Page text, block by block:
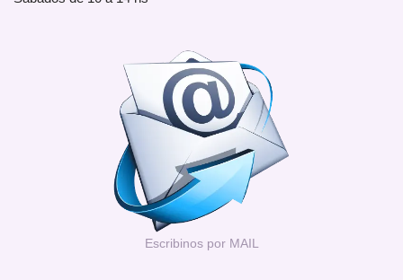
Escribinos por MAIL